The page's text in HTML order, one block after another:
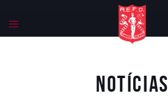
Notícias